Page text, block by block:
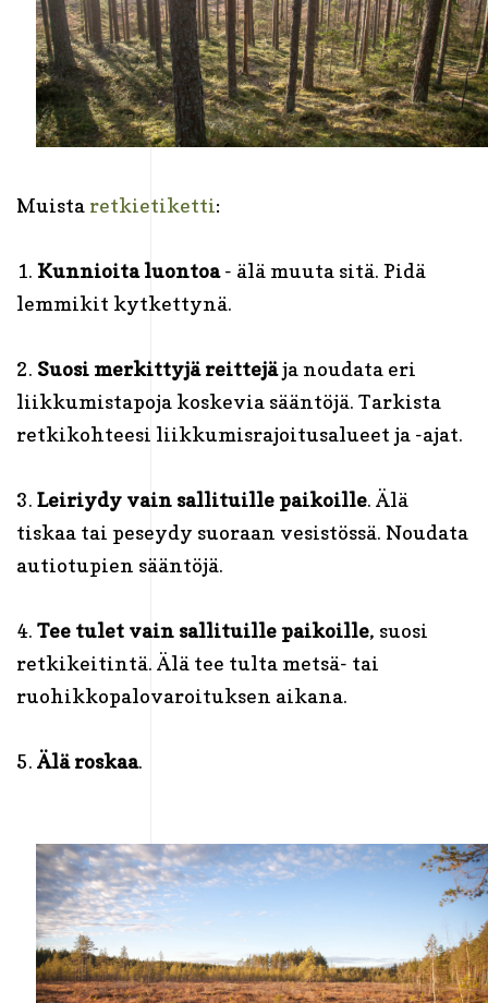
Muista retkietiketti:
1. Kunnioita luontoa- älä muuta sitä. Pidä
lemmikit kytkettynä.
2. Suosi merkittyjä reittejäja noudata eri
liikkumistapoja koskevia sääntöjä. Tarkista
retkikohteesi liikkumisrajoitusalueet ja -ajat.
3. Leiriydy vain sallituille paikoille. Älä
tiskaa tai peseydy suoraan vesistössä. Noudata
autiotupien sääntöjä.
4. Tee tulet vain sallituille paikoille, suosi
retkikeitintä. Älä tee tulta metsä- tai
ruohikkopalovaroituksen aikana.
5. Älä roskaa.